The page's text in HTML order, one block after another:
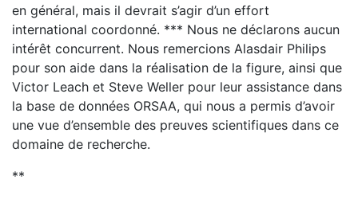
en général, mais il devrait s’agir d’un effort
international coordonné. *** Nous ne déclarons aucun
intérêt concurrent. Nous remercions Alasdair Philips
pour son aide dans la réalisation de la figure, ainsi que
Victor Leach et Steve Weller pour leur assistance dans
la base de données ORSAA, qui nous a permis d’avoir
une vue d’ensemble des preuves scientifiques dans ce
domaine de recherche.
**